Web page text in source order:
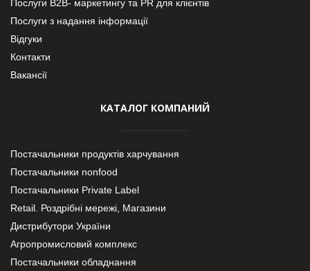
Послуги В2В- маркетингу та PR для клієнтів
Послуги з надання інформації
Відгуки
Контакти
Вакансії
КАТАЛОГ КОМПАНИЙ
Постачальники продуктів харчування
Постачальники nonfood
Постачальники Private Label
Retail. Роздрібні мережі, Магазини
Дистрибутори України
Агропромисловий комплекс
Постачальники обладнання